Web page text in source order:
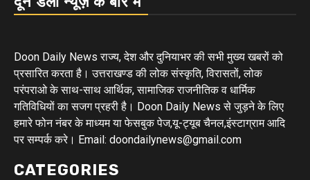
Doon Daily News राज्य, देश और दुनियाभर की सभी मुख्य खबरों को
प्रसारित करता है। उत्तराखण्ड की लोक संस्कृति, विरासतों, लोक
परंपराओ के साथ-साथ आर्थिक, सामाजिक राजनीतिक व धार्मिक
गतिविधियों का सजग प्रहरी है। Doon Daily News से जुड़ने के लिए
हमारे फोन नंबर के माध्यम या फेसबुक पेज,यू-ट्यूब चैनल,इंस्टाग्राम आदि
पर सम्पर्क करे। Email: doondailynews@gmail.com
CATEGORIES